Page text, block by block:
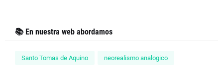
📚 En nuestra web abordamos
Santo Tomas de Aquino neorealismo analogico